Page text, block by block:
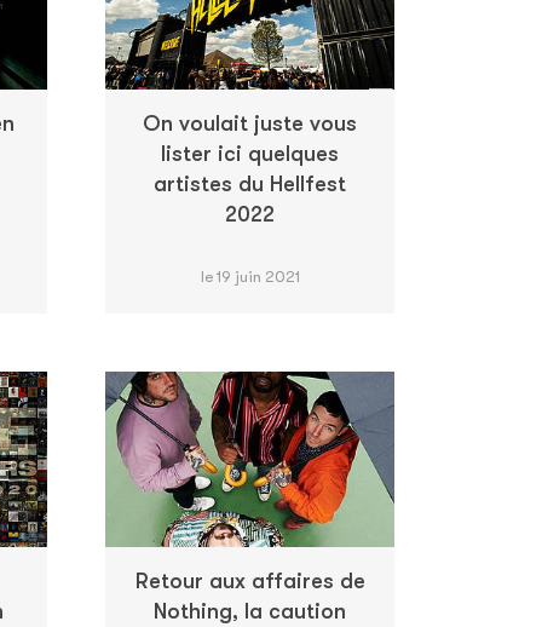
On voulait juste vous
lister ici quelques
artistes du Hellfest
2022
le 19 juin 2021
Retour aux affaires de
Nothing, la caution